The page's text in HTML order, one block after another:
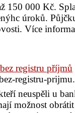
150 000 Kč.
úroků.
Více
registru příjmů
registru-
neuspěli u
možnost